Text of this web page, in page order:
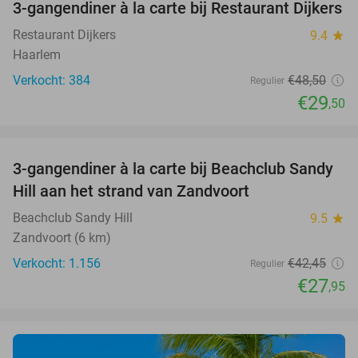
39%
3-gangendiner à la carte bij Restaurant Dijkers
Restaurant Dijkers 9.4 star
Haarlem
Verkocht: 384
Regulier €48,50
€29,50
34%
3-gangendiner à la carte bij Beachclub Sandy
Hill aan het strand van Zandvoort
Beachclub Sandy Hill 9.5 star
Zandvoort (6 km)
Verkocht: 1.156
Regulier €42,45
€27,95